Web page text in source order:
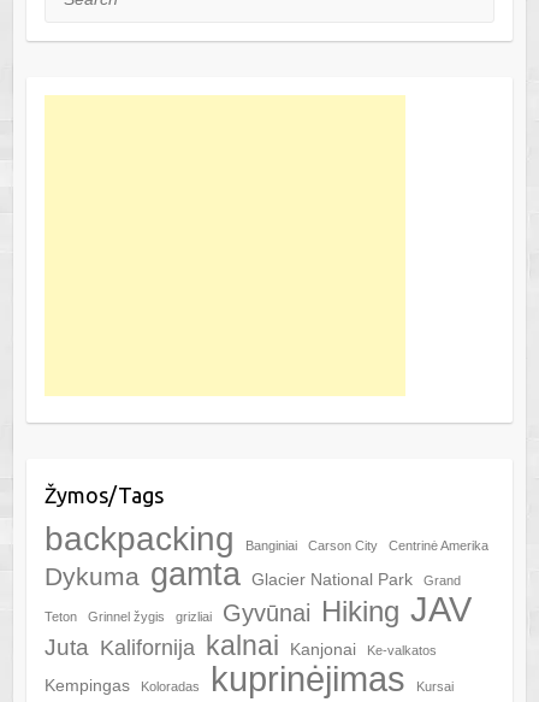
Žymos/Tags
backpacking Banginiai Carson City Centrinė Amerika
Dykuma gamta Glacier National Park Grand
Teton Grinnel žygis grizliai Gyvūnai Hiking JAV
Juta Kalifornija kalnai Kanjonai Ke-valkatos
Kempingas Koloradas kuprinėjimas Kursai